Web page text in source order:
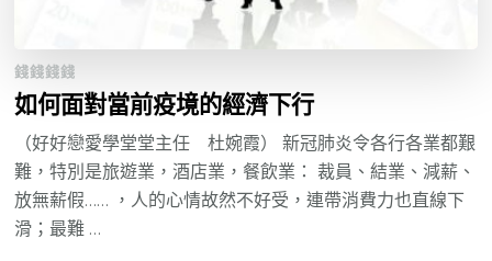
錢錢錢錢
如何面對當前疫境的經濟下行
（好好戀愛學堂堂主任 杜婉霞） 新冠肺炎令各行各業都艱
難，特別是旅遊業，酒店業，餐飲業： 裁員、結業、減薪、
放無薪假…… ，人的心情故然不好受，連帶消費力也直線下
滑；最難 …